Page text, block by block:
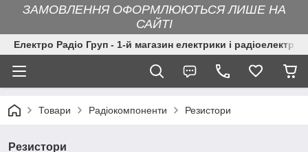
ЗАМОВЛЕННЯ ОФОРМЛЮЮТЬСЯ ЛИШЕ НА
САЙТІ
Електро Радіо Груп - 1-й магазин електрики і
Товари Радіокомпоненти Резистори
Резистори